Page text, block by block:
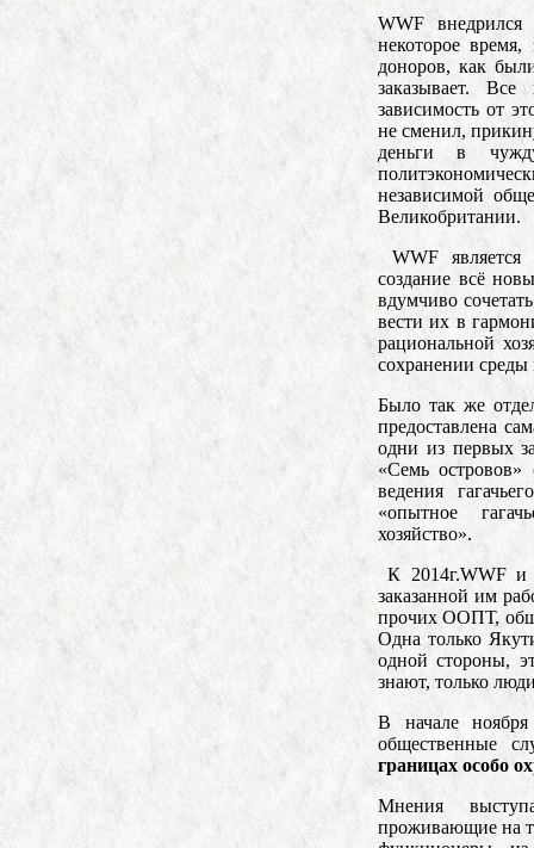
WWF
некоторое
доноров, как
заказывает.
зависимость от
не сменил,
деньги в
независимой
Великобритании.
WWF
создание всё
вдумчиво
вести их в
рациональной
сохранении
Было так же
предоставлена
одни из первых
«Семь
ведения
«опытное
хозяйство».
К 2014г.WWF и
заказанной им
прочих ООПТ,
Одна только
одной стороны,
знают, только
В начале
общественные
границах особо
Мнения
проживающие на